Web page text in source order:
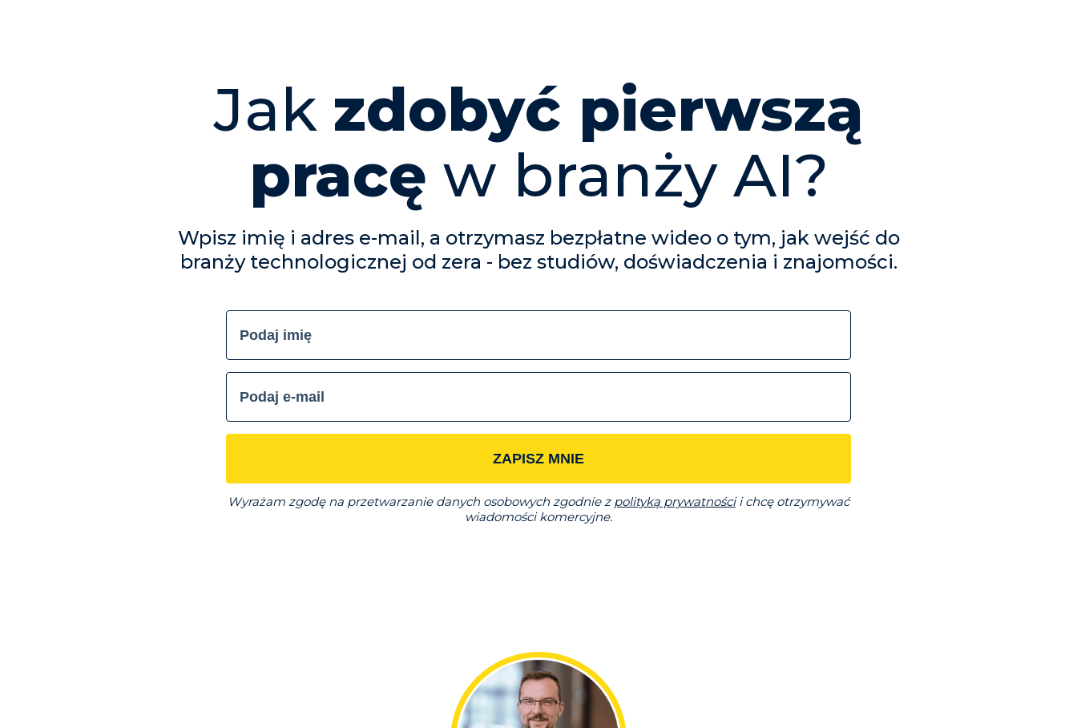
Jak zdobyć pierwszą
pracę w branży AI?
Wpisz imię i adres e-mail, a otrzymasz bezpłatne wideo o tym, jak wejść do
branży technologicznej od zera - bez studiów, doświadczenia i znajomości.
ZAPISZ MNIE
Wyrażam zgodę na przetwarzanie danych osobowych zgodnie z polityką prywatnościi chcę otrzymywać
wiadomości komercyjne.